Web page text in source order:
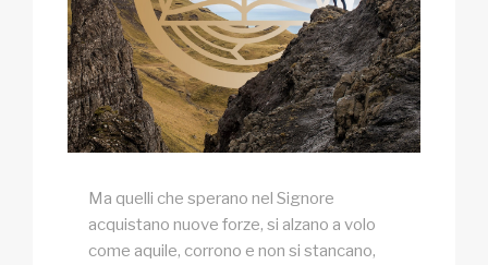
Ma quelli che sperano nel Signore
acquistano nuove forze, si alzano a volo
come aquile, corrono e non si stancano,